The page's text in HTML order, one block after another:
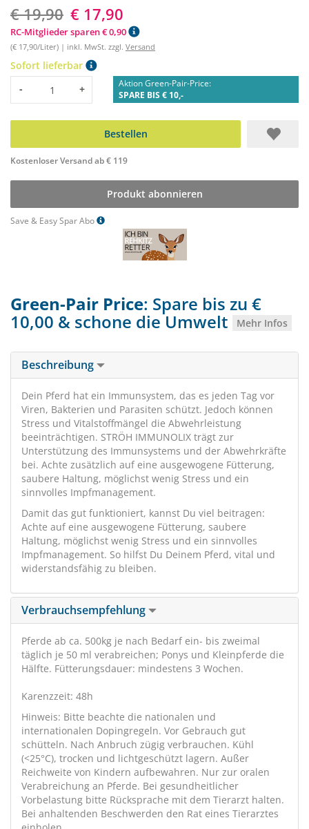
€ 19,90 € 17,90
RC-Mitglieder sparen € 0,90
(€ 17,90/Liter) | inkl. MwSt. zzgl. Versand
Sofort lieferbar
Menge
- +
Aktion Green-Pair-Price:
SPARE BIS € 10,-
Bestellen
Kostenloser Versand ab € 119
Produkt abonnieren
Save & Easy Spar Abo
Green-Pair Price: Spare bis zu €
10,00 & schone die Umwelt Mehr Infos
Beschreibung
Dein Pferd hat ein Immunsystem, das es jeden Tag vor
Viren, Bakterien und Parasiten schützt. Jedoch können
Stress und Vitalstoffmängel die Abwehrleistung
beeinträchtigen. STRÖH IMMUNOLIX trägt zur
Unterstützung des Immunsystems und der Abwehrkräfte
bei. Achte zusätzlich auf eine ausgewogene Fütterung,
saubere Haltung, möglichst wenig Stress und ein
sinnvolles Impfmanagement.
Damit das gut funktioniert, kannst Du viel beitragen:
Achte auf eine ausgewogene Fütterung, saubere
Haltung, möglichst wenig Stress und ein sinnvolles
Impfmanagement. So hilfst Du Deinem Pferd, vital und
widerstandsfähig zu bleiben.
Verbrauchsempfehlung
Pferde ab ca. 500kg je nach Bedarf ein- bis zweimal
täglich je 50 ml verabreichen; Ponys und Kleinpferde die
Hälfte. Fütterungsdauer: mindestens 3 Wochen.
Karenzzeit: 48h
Hinweis: Bitte beachte die nationalen und
internationalen Dopingregeln. Vor Gebrauch gut
schütteln. Nach Anbruch zügig verbrauchen. Kühl
(<25°C), trocken und lichtgeschützt lagern. Außer
Reichweite von Kindern aufbewahren. Nur zur oralen
Verabreichung an Pferde. Bei gesundheitlicher
Vorbelastung bitte Rücksprache mit dem Tierarzt halten.
Bei anhaltenden Beschwerden den Rat eines Tierarztes